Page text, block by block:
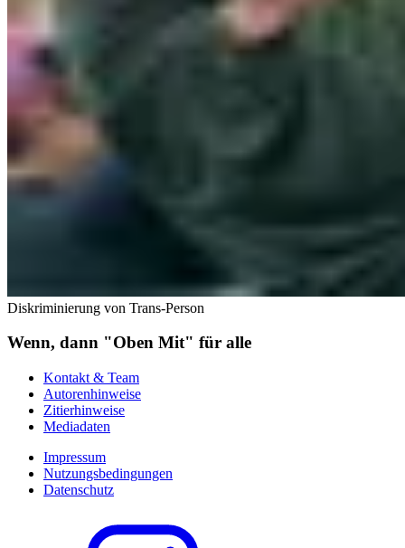
Diskriminierung von Trans-Person
Wenn, dann "Oben Mit" für alle
Kontakt & Team
Autorenhinweise
Zitierhinweise
Mediadaten
Impressum
Nutzungsbedingungen
Datenschutz